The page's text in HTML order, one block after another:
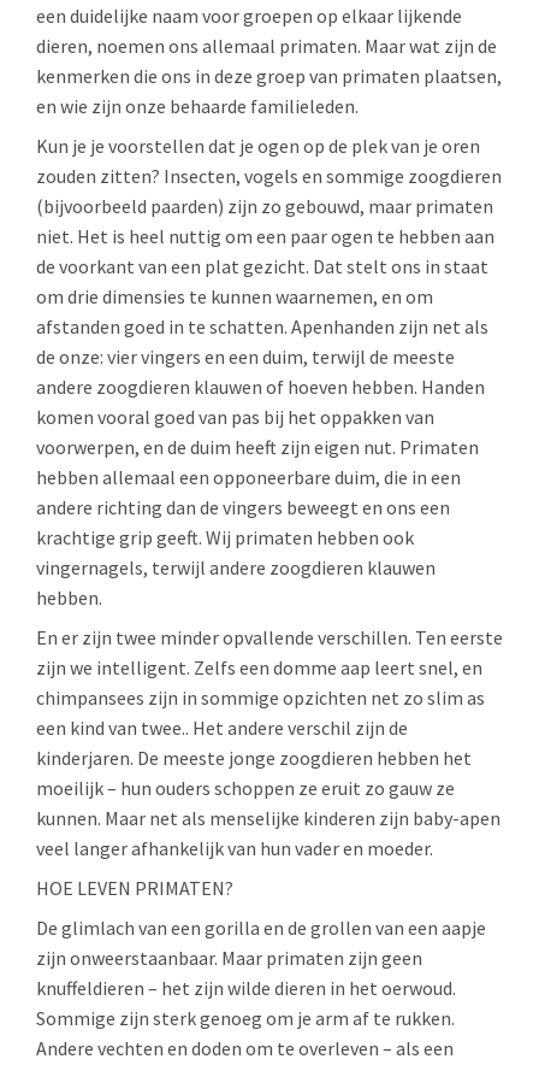
een duidelijke naam voor groepen op elkaar lijkende
dieren, noemen ons allemaal primaten. Maar wat zijn de
kenmerken die ons in deze groep van primaten plaatsen,
en wie zijn onze behaarde familieleden.
Kun je je voorstellen dat je ogen op de plek van je oren
zouden zitten? Insecten, vogels en sommige zoogdieren
(bijvoorbeeld paarden) zijn zo gebouwd, maar primaten
niet. Het is heel nuttig om een paar ogen te hebben aan
de voorkant van een plat gezicht. Dat stelt ons in staat
om drie dimensies te kunnen waarnemen, en om
afstanden goed in te schatten. Apenhanden zijn net als
de onze: vier vingers en een duim, terwijl de meeste
andere zoogdieren klauwen of hoeven hebben. Handen
komen vooral goed van pas bij het oppakken van
voorwerpen, en de duim heeft zijn eigen nut. Primaten
hebben allemaal een opponeerbare duim, die in een
andere richting dan de vingers beweegt en ons een
krachtige grip geeft. Wij primaten hebben ook
vingernagels, terwijl andere zoogdieren klauwen
hebben.
En er zijn twee minder opvallende verschillen. Ten eerste
zijn we intelligent. Zelfs een domme aap leert snel, en
chimpansees zijn in sommige opzichten net zo slim as
een kind van twee.. Het andere verschil zijn de
kinderjaren. De meeste jonge zoogdieren hebben het
moeilijk – hun ouders schoppen ze eruit zo gauw ze
kunnen. Maar net als menselijke kinderen zijn baby-apen
veel langer afhankelijk van hun vader en moeder.
HOE LEVEN PRIMATEN?
De glimlach van een gorilla en de grollen van een aapje
zijn onweerstaanbaar. Maar primaten zijn geen
knuffeldieren – het zijn wilde dieren in het oerwoud.
Sommige zijn sterk genoeg om je arm af te rukken.
Andere vechten en doden om te overleven – als een